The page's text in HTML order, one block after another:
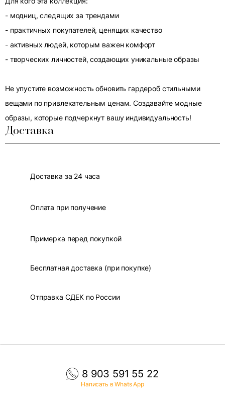
- модниц, следящих за трендами
- практичных покупателей, ценящих качество
- активных людей, которым важен комфорт
- творческих личностей, создающих уникальные образы
Не упустите возможность обновить гардероб стильными
вещами по привлекательным ценам. Создавайте модные
образы, которые подчеркнут вашу индивидуальность!
Доставка
Доставка за 24 часа
Оплата при получение
Примерка перед покупкой
Бесплатная доставка (при покупке)
Отправка СДЕК по России
8 903 591 55 22
Написать в Whats App